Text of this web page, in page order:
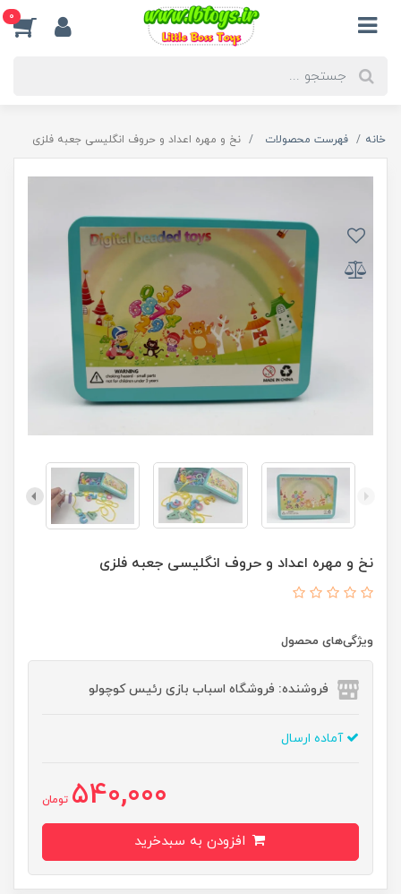
0
خانه فهرست محصولات نخ و مهره اعداد و حروف انگلیسی جعبه فلزی
نخ و مهره اعداد و حروف انگلیسی جعبه فلزی
ویژگی‌های محصول
فروشنده: فروشگاه اسباب بازی رئیس کوچولو
آماده ارسال
540,000 تومان